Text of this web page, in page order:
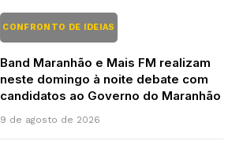
CONFRONTO DE IDEIAS
Band Maranhão e Mais FM realizam
neste domingo à noite debate com
candidatos ao Governo do Maranhão
9 de agosto de 2026